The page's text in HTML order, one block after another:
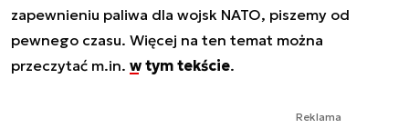
zapewnieniu paliwa dla wojsk NATO, piszemy od
pewnego czasu. Więcej na ten temat można
przeczytać m.in. w tym tekście.
Reklama